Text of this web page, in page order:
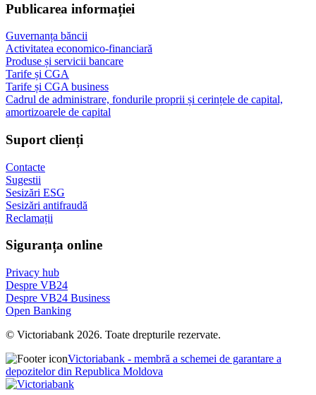
Publicarea informației
Guvernanța băncii
Activitatea economico-financiară
Produse și servicii bancare
Tarife și CGA
Tarife și CGA business
Cadrul de administrare, fondurile proprii și cerințele de capital,
amortizoarele de capital
Suport clienți
Contacte
Sugestii
Sesizări ESG
Sesizări antifraudă
Reclamații
Siguranța online
Privacy hub
Despre VB24
Despre VB24 Business
Open Banking
© Victoriabank 2026. Toate drepturile rezervate.
Victoriabank - membră a schemei de garantare a
depozitelor din Republica Moldova